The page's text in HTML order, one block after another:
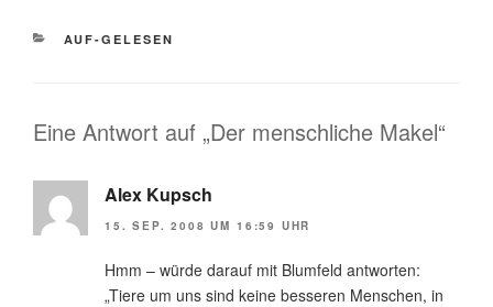
KATEGORIEN
AUF-GELESEN
Eine Antwort auf „Der menschliche Makel“
Alex Kupsch
15. SEP. 2008 UM 16:59 UHR
Hmm – würde darauf mit Blumfeld antworten:
„Tiere um uns sind keine besseren Menschen, in